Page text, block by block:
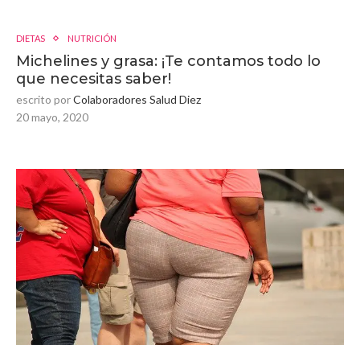
DIETAS NUTRICIÓN
Michelines y grasa: ¡Te contamos todo lo
que necesitas saber!
escrito porColaboradores Salud Diez
20 mayo, 2020